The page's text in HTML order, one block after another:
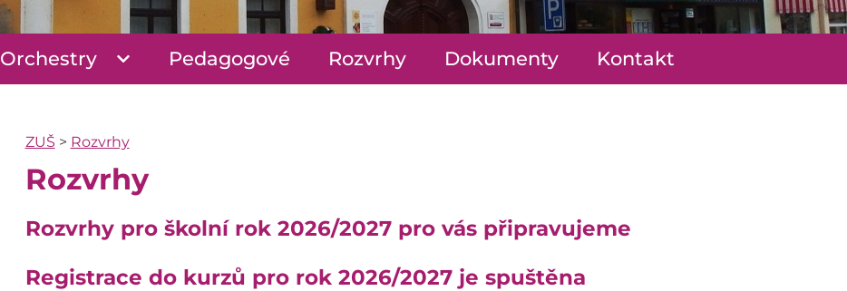
Orchestry Pedagogové Rozvrhy Dokumenty Kontakt
ZUŠ > Rozvrhy
Rozvrhy
Rozvrhy pro školní rok 2026/2027 pro vás připravujeme
Registrace do kurzů pro rok 2026/2027 je spuštěna